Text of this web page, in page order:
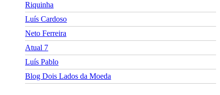
Riquinha
Luís Cardoso
Neto Ferreira
Atual 7
Luís Pablo
Blog Dois Lados da Moeda